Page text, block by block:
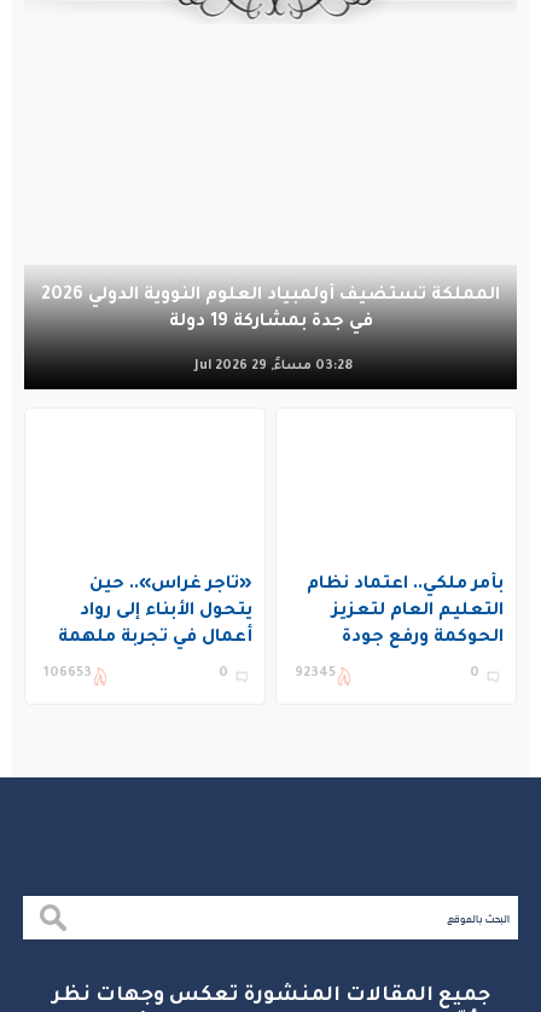
المملكة تستضيف أولمبياد العلوم النووية الدولي 2026
في جدة بمشاركة 19 دولة
03:28 مساءً, 29 Jul 2026
بأمر ملكي.. اعتماد نظام
التعليم العام لتعزيز
الحوكمة ورفع جودة
التعليم في المملكة
0
92345
«تاجر غراس».. حين
يتحول الأبناء إلى رواد
أعمال في تجربة ملهمة
بنادي غراس الصيفي
0
106653
جميع المقالات المنشورة تعكس وجهات نظر